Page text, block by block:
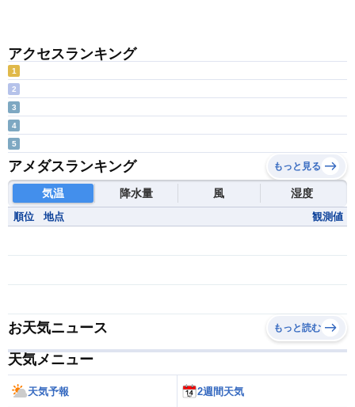
アクセスランキング
1
2
3
4
5
アメダスランキング もっと見る
気温 降水量 風 湿度
順位 地点 観測値
お天気ニュース もっと読む
天気メニュー
天気予報 2週間天気